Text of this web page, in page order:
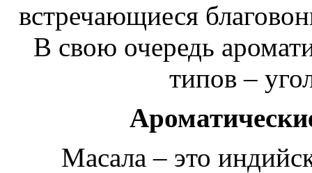
встречающиеся
В свою очередь
типов –
Масала – это